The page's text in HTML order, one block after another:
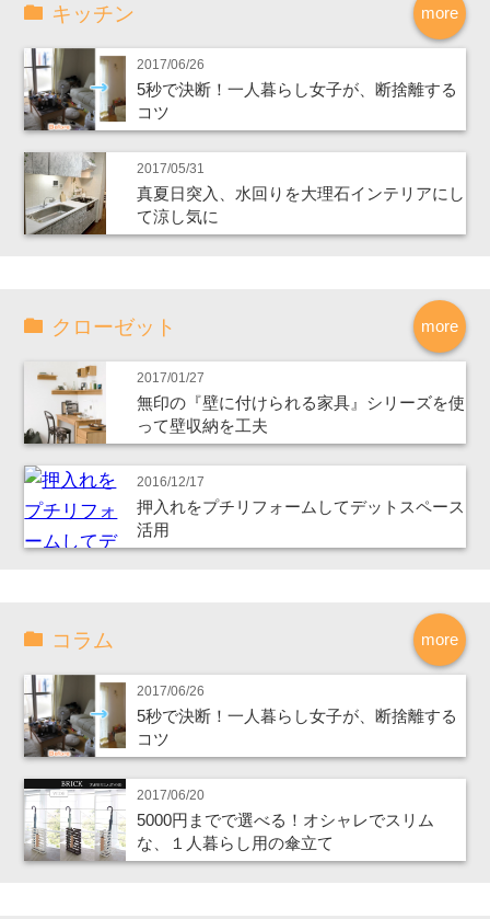
more
キッチン
2017/06/26
5秒で決断！一人暮らし女子が、断捨離する
コツ
2017/05/31
真夏日突入、水回りを大理石インテリアにし
て涼し気に
more
クローゼット
2017/01/27
無印の『壁に付けられる家具』シリーズを使
って壁収納を工夫
2016/12/17
押入れをプチリフォームしてデットスペース
活用
more
コラム
2017/06/26
5秒で決断！一人暮らし女子が、断捨離する
コツ
2017/06/20
5000円までで選べる！オシャレでスリム
な、１人暮らし用の傘立て